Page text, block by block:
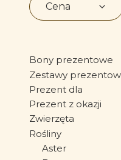
Cena
Bony prezentowe
Zestawy
Prezent dla
Prezent z okazji
Zwierzęta
Rośliny
Aster